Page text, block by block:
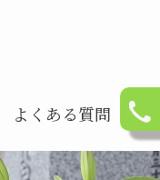
よくある質問